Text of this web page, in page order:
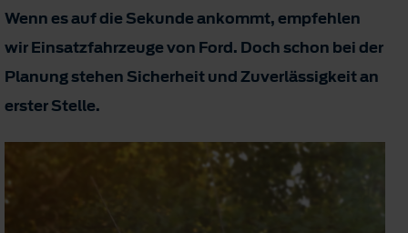
Wenn es auf die Sekunde ankommt, empfehlen
wir Einsatzfahrzeuge von Ford. Doch schon bei der
Planung stehen Sicherheit und Zuverlässigkeit an
erster Stelle.